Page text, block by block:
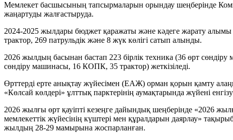
Мемлекет басшысының тапсырмаларын орындау шеңберінде
жаңартуды жалғастыруда.
2024-2025 жылдары бюджет қаражаты және кәдеге жарату алымы
трактор, 269 патрульдік және 8 жүк көлігі сатып алынды.
2026 жылдың басынан бастап 223 бірлік техника (36 өрт
сөндіру машинасы, 16 КОПК, 35 трактор) жеткізіледі.
Өрттерді ерте анықтау жүйесімен (ЕАЖ) орман қорын қамту
«Көлсай көлдері» ұлттық парктерінің аумақтарында жүйені
2026 жылғы өрт қауіпті кезеңге дайындық шеңберінде «2026
мемлекеттік жүйесінің күштері мен құралдарын даярлау»
жылдың 28-29 мамырына жоспарланған.